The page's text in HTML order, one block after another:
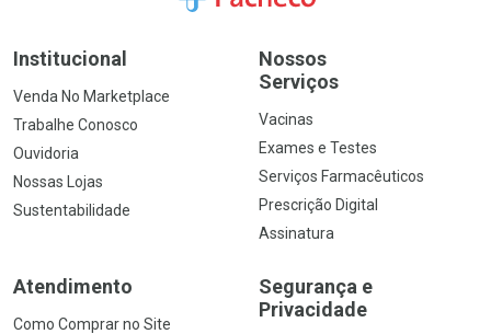
Institucional
Venda No Marketplace
Trabalhe Conosco
Ouvidoria
Nossas Lojas
Sustentabilidade
Nossos
Serviços
Vacinas
Exames e Testes
Serviços Farmacêuticos
Prescrição Digital
Assinatura
Atendimento
Como Comprar no Site
Segurança e
Privacidade